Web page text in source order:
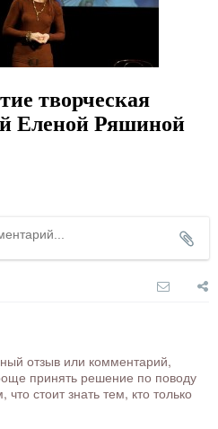
творческая
Еленой Ряшиной
отзыв или комментарий,
принять решение по поводу
стоит знать тем, кто только